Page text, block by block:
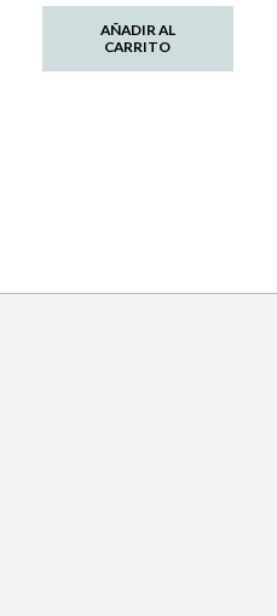
AÑADIR AL
CARRITO